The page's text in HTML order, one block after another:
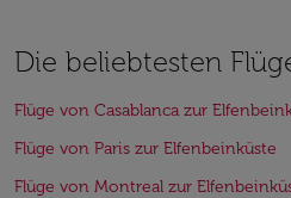
Die beliebtesten
Flüge von Casablanca zur
Flüge von Paris zur Elfenbeinküste
Flüge von Montreal zur